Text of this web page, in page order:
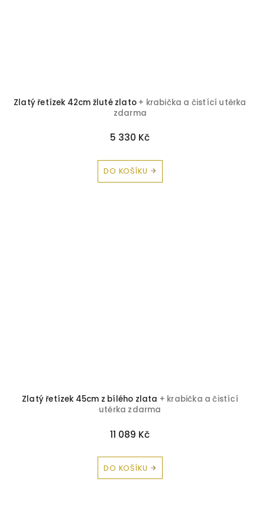
Zlatý řetízek 42cm žluté zlato + krabička a čistící utěrka
zdarma
5 330 Kč
DO KOŠÍKU
Zlatý řetízek 45cm z bílého zlata + krabička a čistící
utěrka zdarma
11 089 Kč
DO KOŠÍKU